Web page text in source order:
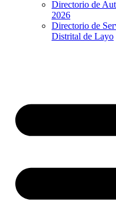
Directorio de
2026
Directorio de
Distrital de Layo